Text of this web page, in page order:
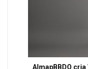
AlmapBBDO